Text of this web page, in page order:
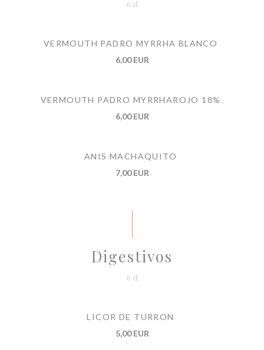
6 cl
VERMOUTH PADRO MYRRHA BLANCO
6,00 EUR
VERMOUTH PADRO MYRRHAROJO 18%
6,00 EUR
ANIS MACHAQUITO
7,00 EUR
Digestivos
6 cl
LICOR DE TURRON
5,00 EUR